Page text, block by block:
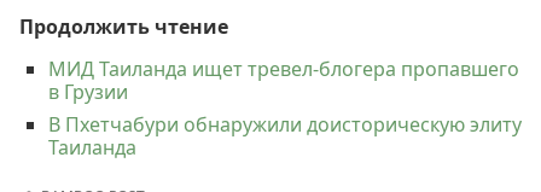
Продолжить чтение
МИД Таиланда ищет тревел-блогера пропавшего
в Грузии
В Пхетчабури обнаружили доисторическую элиту
Таиланда